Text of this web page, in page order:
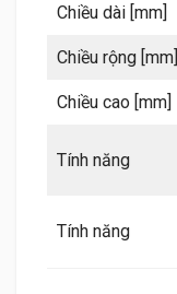
Chiều dài [mm]
Chiều rộng [mm]
Chiều cao [mm]
Tính năng
Tính năng